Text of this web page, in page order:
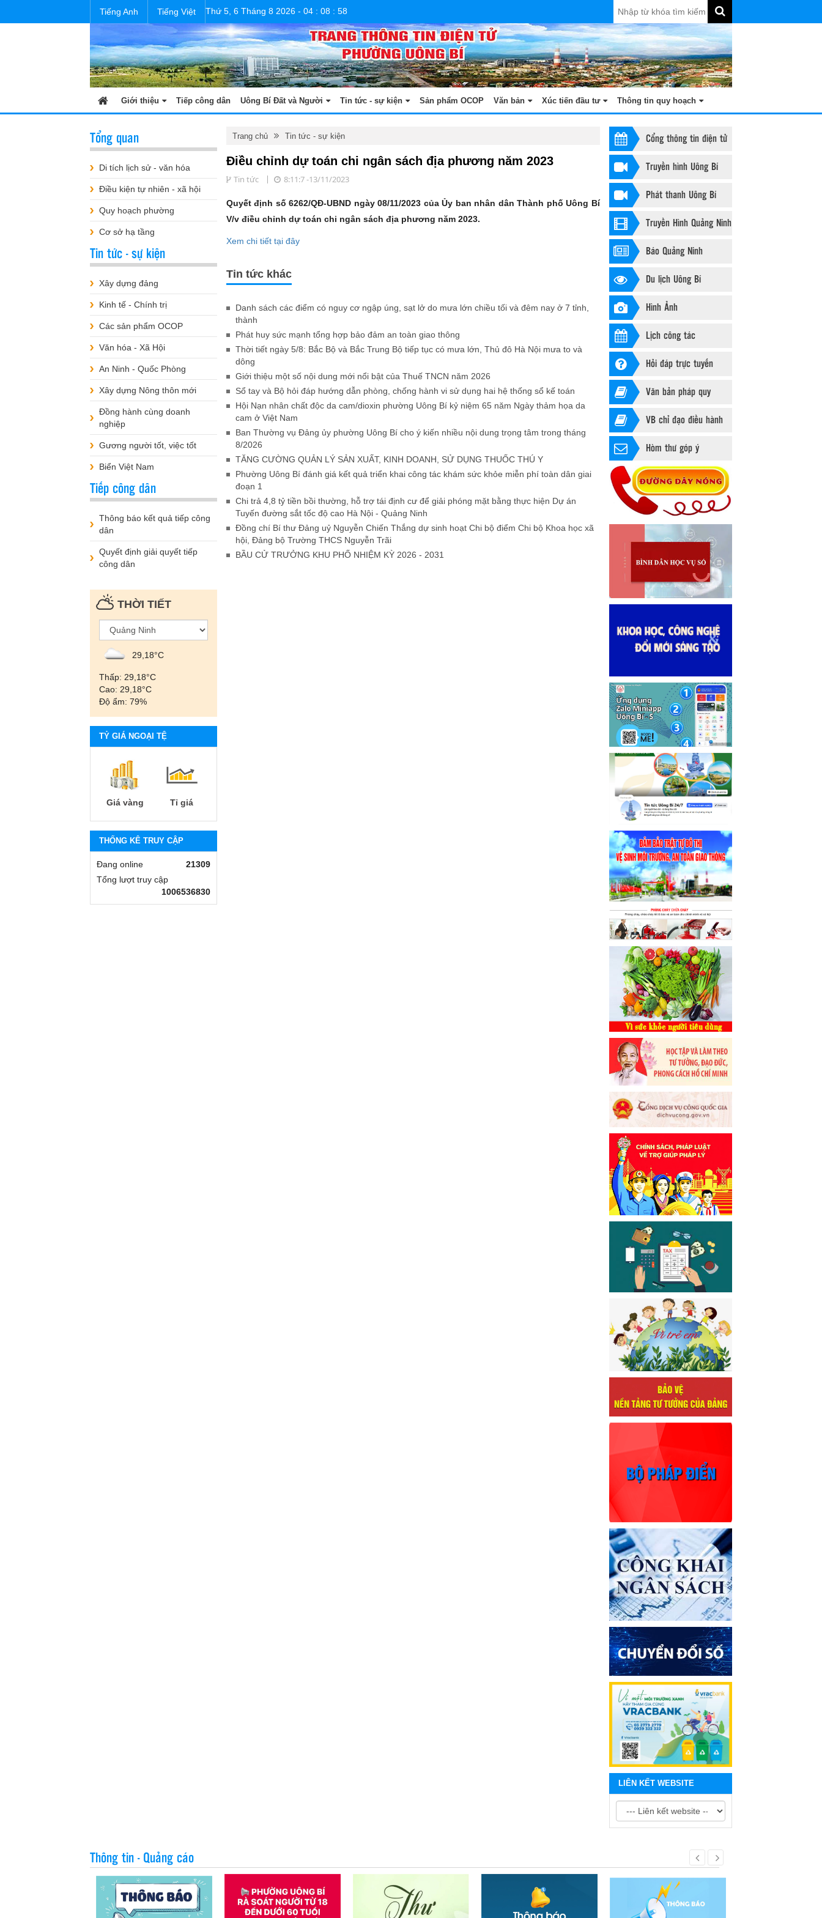
Tiếng Anh Tiếng Việt Thứ 5, 6 Tháng 8 2026 - 04 : 08 : 59
Giới thiệu Tiếp công dân Uông Bí Đất và Người Tin tức - sự kiện Sản phẩm OCOP Văn bản Xúc tiến đầu tư Thông tin quy hoạch
Cổng thông tin điện tử
Truyền hình Uông Bí
Phát thanh Uông Bí
Truyền Hình Quảng Ninh
Báo Quảng Ninh
Du lịch Uông Bí
Hình Ảnh
Lịch công tác
Hỏi đáp trực tuyến
Văn bản pháp quy
VB chỉ đạo điều hành
Hòm thư góp ý
LIÊN KẾT WEBSITE
Trang chủ Tin tức - sự kiện
Điều chỉnh dự toán chi ngân sách địa phương năm 2023
Tin tức 8:11:7 -13/11/2023
Quyết định số 6262/QĐ-UBND ngày 08/11/2023 của Ủy ban nhân dân Thành phố Uông Bí
V/v điều chỉnh dự toán chi ngân sách địa phương năm 2023.
Xem chi tiết tại đây
Tin tức khác
Danh sách các điểm có nguy cơ ngập úng, sạt lở do mưa lớn chiều tối và đêm nay ở 7 tỉnh,
thành
Phát huy sức mạnh tổng hợp bảo đảm an toàn giao thông
Thời tiết ngày 5/8: Bắc Bộ và Bắc Trung Bộ tiếp tục có mưa lớn, Thủ đô Hà Nội mưa to và
dông
Giới thiệu một số nội dung mới nổi bật của Thuế TNCN năm 2026
Sổ tay và Bộ hỏi đáp hướng dẫn phòng, chống hành vi sử dụng hai hệ thống sổ kế toán
Hội Nạn nhân chất độc da cam/dioxin phường Uông Bí kỷ niệm 65 năm Ngày thảm họa da
cam ở Việt Nam
Ban Thường vụ Đảng ủy phường Uông Bí cho ý kiến nhiều nội dung trọng tâm trong tháng
8/2026
TĂNG CƯỜNG QUẢN LÝ SẢN XUẤT, KINH DOANH, SỬ DỤNG THUỐC THÚ Y
Phường Uông Bí đánh giá kết quả triển khai công tác khám sức khỏe miễn phí toàn dân giai
đoạn 1
Chi trả 4,8 tỷ tiền bồi thường, hỗ trợ tái định cư để giải phóng mặt bằng thực hiện Dự án
Tuyến đường sắt tốc độ cao Hà Nội - Quảng Ninh
Đồng chí Bí thư Đảng uỷ Nguyễn Chiến Thắng dự sinh hoạt Chi bộ điểm Chi bộ Khoa học xã
hội, Đảng bộ Trường THCS Nguyễn Trãi
BẦU CỬ TRƯỞNG KHU PHỐ NHIỆM KỲ 2026 - 2031
Tổng quan
Di tích lịch sử - văn hóa
Điều kiện tự nhiên - xã hội
Quy hoạch phường
Cơ sở hạ tầng
Tin tức - sự kiện
Xây dựng đảng
Kinh tế - Chính trị
Các sản phẩm OCOP
Văn hóa - Xã Hội
An Ninh - Quốc Phòng
Xây dựng Nông thôn mới
Đồng hành cùng doanh
nghiệp
Gương người tốt, việc tốt
Biển Việt Nam
Tiếp công dân
Thông báo kết quả tiếp công
dân
Quyết định giải quyết tiếp
công dân
THỜI TIẾT
29,18°С
Thấp: 29,18°С
Cao: 29,18°С
Độ ẩm: 79%
TỶ GIÁ NGOẠI TỆ
Giá vàng Tỉ giá
THỐNG KÊ TRUY CẬP
Đang online
21309
Tổng lượt truy cập
1006536830
Thông tin - Quảng cáo